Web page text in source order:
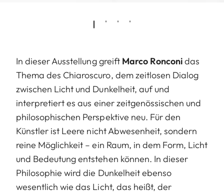
In dieser Ausstellung greift Marco Ronconidas
Thema des Chiaroscuro, dem zeitlosen Dialog
zwischen Licht und Dunkelheit, auf und
interpretiert es aus einer zeitgenössischen und
philosophischen Perspektive neu. Für den
Künstler ist Leere nicht Abwesenheit, sondern
reine Möglichkeit – ein Raum, in dem Form, Licht
und Bedeutung entstehen können. In dieser
Philosophie wird die Dunkelheit ebenso
wesentlich wie das Licht, das heißt, der